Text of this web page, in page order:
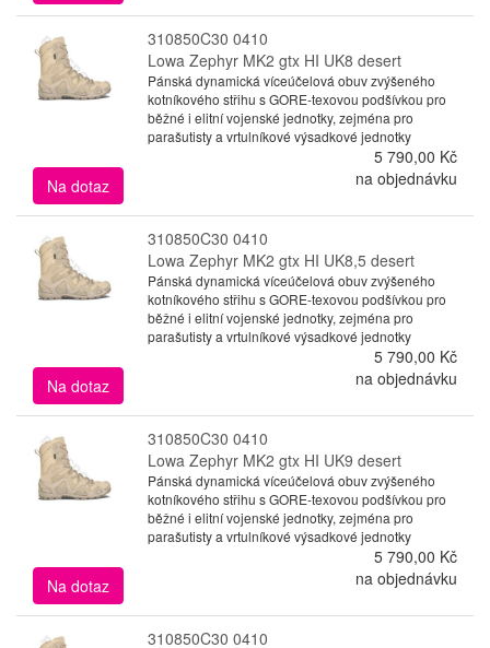
310850C30 0410
Lowa Zephyr MK2 gtx HI UK8 desert
Pánská dynamická víceúčelová obuv zvýšeného
kotníkového střihu s GORE-texovou podšívkou pro
běžné i elitní vojenské jednotky, zejména pro
parašutisty a vrtulníkové výsadkové jednotky
5 790,00 Kč
Na dotaz
na objednávku
310850C30 0410
Lowa Zephyr MK2 gtx HI UK8,5 desert
Pánská dynamická víceúčelová obuv zvýšeného
kotníkového střihu s GORE-texovou podšívkou pro
běžné i elitní vojenské jednotky, zejména pro
parašutisty a vrtulníkové výsadkové jednotky
5 790,00 Kč
Na dotaz
na objednávku
310850C30 0410
Lowa Zephyr MK2 gtx HI UK9 desert
Pánská dynamická víceúčelová obuv zvýšeného
kotníkového střihu s GORE-texovou podšívkou pro
běžné i elitní vojenské jednotky, zejména pro
parašutisty a vrtulníkové výsadkové jednotky
5 790,00 Kč
Na dotaz
na objednávku
310850C30 0410